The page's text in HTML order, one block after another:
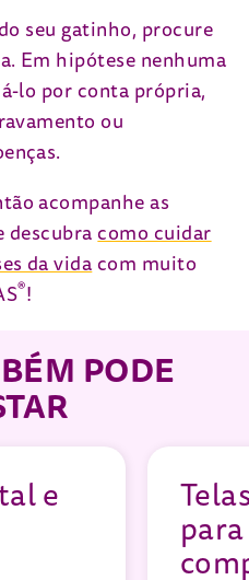
seu gatinho, procure
Em hipótese nenhuma
lo por conta própria,
ou
acompanhe as
descubracomo cuidar
da vida com muito
®!
PODE
e